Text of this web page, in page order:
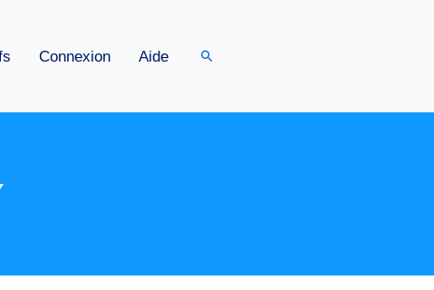
Connexion Aide Rechercher